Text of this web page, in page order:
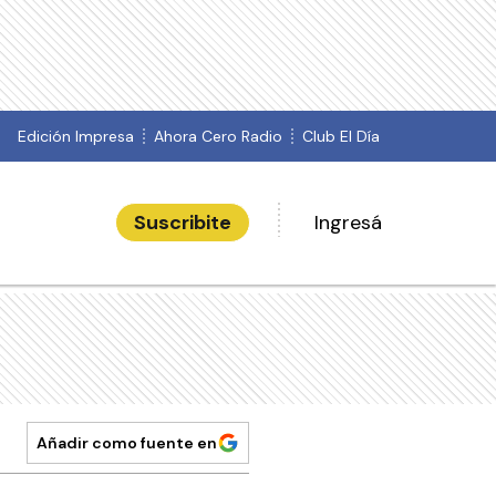
Edición Impresa Ahora Cero Radio Club El Día
Suscribite Ingresá
Añadir como fuente en